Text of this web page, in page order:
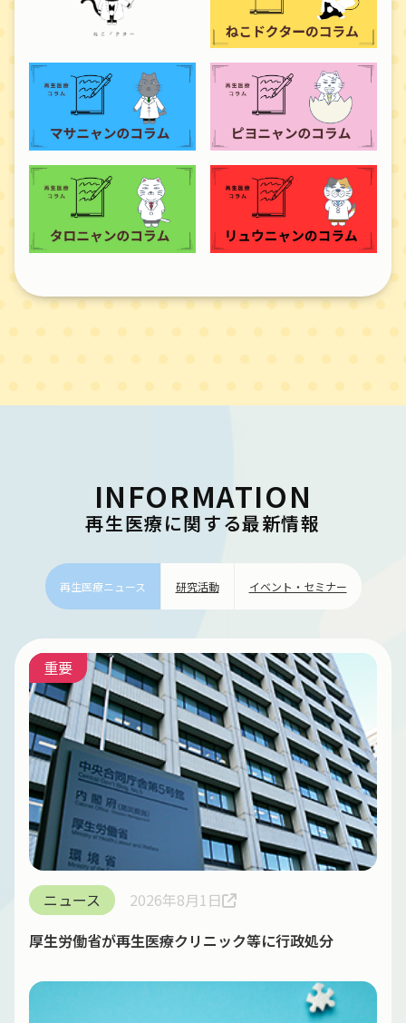
INFORMATION
再生医療に関する最新情報
再生医療ニュース 研究活動 イベント・セミナー
ニュース 2026年8月1日
重要
厚生労働省が再生医療クリニック等に行政処分